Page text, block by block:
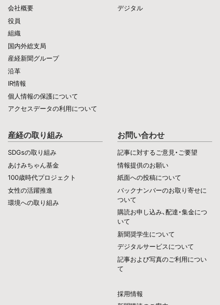
会社概要
役員
組織
国内外総支局
産経新聞グループ
沿革
IR情報
個人情報の保護について
アクセスデータの利用について
デジタル
産経の取り組み
SDGsの取り組み
あけみちゃん基金
100歳時代プロジェクト
女性の活躍推進
環境への取り組み
お問い合わせ
記事に対するご意見・ご要望
情報提供のお願い
紙面への投稿について
バックナンバーのお取り寄せに
ついて
購読お申し込み、配達・集金につ
いて
新聞奨学生について
デジタルサービスについて
記事および写真のご利用につい
て
採用情報